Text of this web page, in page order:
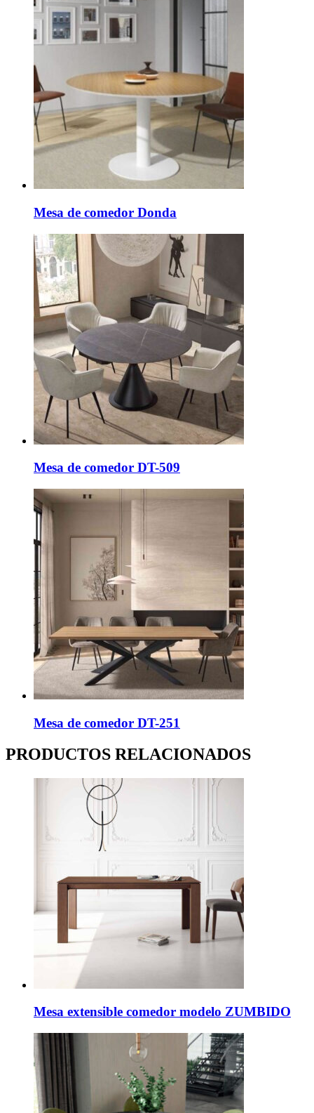
Mesa de comedor Donda
Mesa de comedor DT-509
Mesa de comedor DT-251
PRODUCTOS RELACIONADOS
Mesa extensible comedor modelo ZUMBIDO